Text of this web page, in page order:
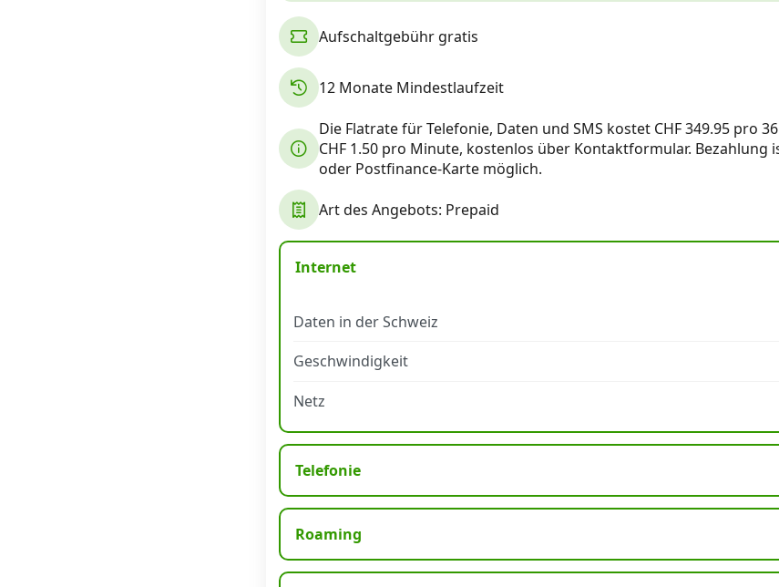
Aufschaltgebühr gratis
12 Monate Mindestlaufzeit
Die Flatrate für Telefonie, Daten und SMS kostet CHF 349.95 pro
CHF 1.50 pro Minute, kostenlos über Kontaktformular.
oder Postfinance-Karte möglich.
Art des Angebots: Prepaid
Internet
Daten in der Schweiz
Geschwindigkeit
Netz
Telefonie
Roaming